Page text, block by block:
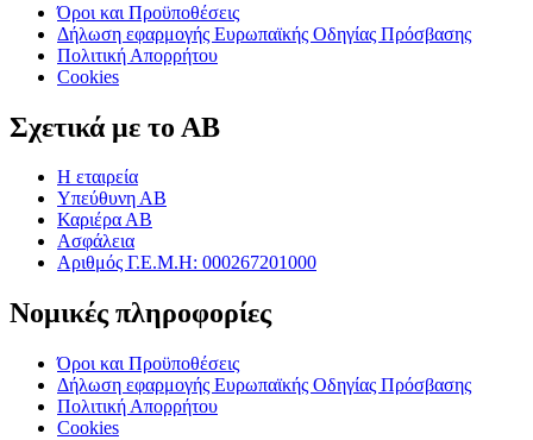
Όροι και Προϋποθέσεις
Δήλωση εφαρμογής Ευρωπαϊκής Οδηγίας Πρόσβασης
Πολιτική Απορρήτου
Cookies
Σχετικά με το ΑΒ
Η εταιρεία
Υπεύθυνη ΑΒ
Καριέρα ΑΒ
Ασφάλεια
Αριθμός Γ.Ε.Μ.Η: 000267201000
Νομικές πληροφορίες
Όροι και Προϋποθέσεις
Δήλωση εφαρμογής Ευρωπαϊκής Οδηγίας Πρόσβασης
Πολιτική Απορρήτου
Cookies